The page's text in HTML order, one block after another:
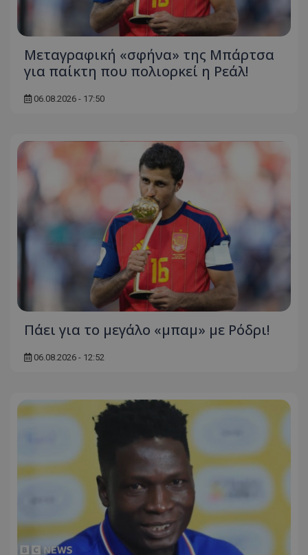
Μεταγραφική «σφήνα» της Μπάρτσα
για παίκτη που πολιορκεί η Ρεάλ!
06.08.2026 - 17:50
Πάει για το μεγάλο «μπαμ» με Ρόδρι!
06.08.2026 - 12:52